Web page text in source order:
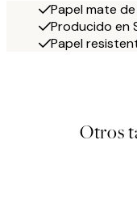
Papel mate
Producido en
Papel
Otros